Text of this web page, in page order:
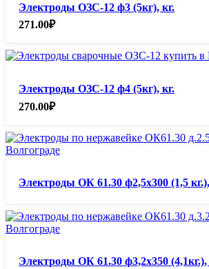
Электроды ОЗС-12 ф3 (5кг), кг.
271.00₽
Электроды ОЗС-12 ф4 (5кг), кг.
270.00₽
Электроды ОК 61.30 ф2,5х300 (1,5
Электроды ОК 61.30 ф3,2х350 (4,1кг.),